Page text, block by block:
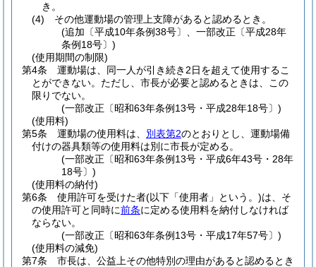
き。
(4)
その他運動場の管理上支障があると認めるとき。
(追加〔平成10年条例38号〕、一部改正〔平成28年
条例18号〕)
(使用期間の制限)
第4条
運動場は、同一人が引き続き2日を超えて使用するこ
とができない。 ただし、市長が必要と認めるときは、この
限りでない。
(一部改正〔昭和63年条例13号・平成28年18号〕)
(使用料)
第5条
運動場の使用料は、 別表第2のとおりとし、運動場備
付けの器具類等の使用料は別に市長が定める。
(一部改正〔昭和63年条例13号・平成6年43号・28年
18号〕)
(使用料の納付)
第6条
使用許可を受けた者(以下「使用者」という。)は、そ
の使用許可と同時に前条に定める使用料を納付しなければ
ならない。
(一部改正〔昭和63年条例13号・平成17年57号〕)
(使用料の減免)
第7条
市長は、公益上その他特別の理由があると認めるとき